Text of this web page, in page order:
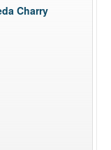
Charry